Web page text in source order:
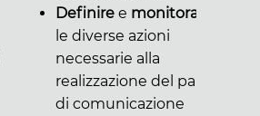
Definire e monitorare
le diverse azioni
necessarie alla
realizzazione del pano
di comunicazione